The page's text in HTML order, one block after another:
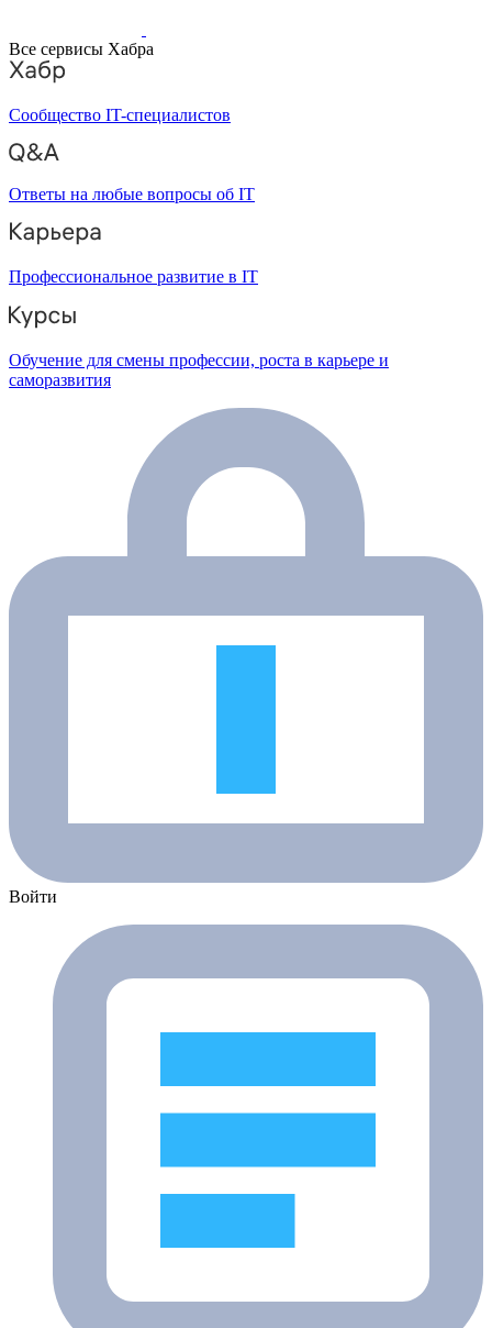
Все сервисы Хабра
Сообщество IT-специалистов
Ответы на любые вопросы об IT
Профессиональное развитие в IT
Обучение для смены профессии, роста в карьере и
саморазвития
Войти